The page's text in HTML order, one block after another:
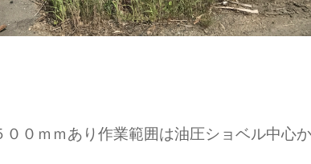
０ｍｍあり作業範囲は油圧ショベル中心